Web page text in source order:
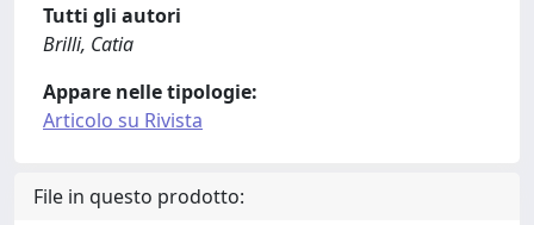
Tutti gli autori
Brilli, Catia
Appare nelle tipologie:
Articolo su Rivista
File in questo prodotto: